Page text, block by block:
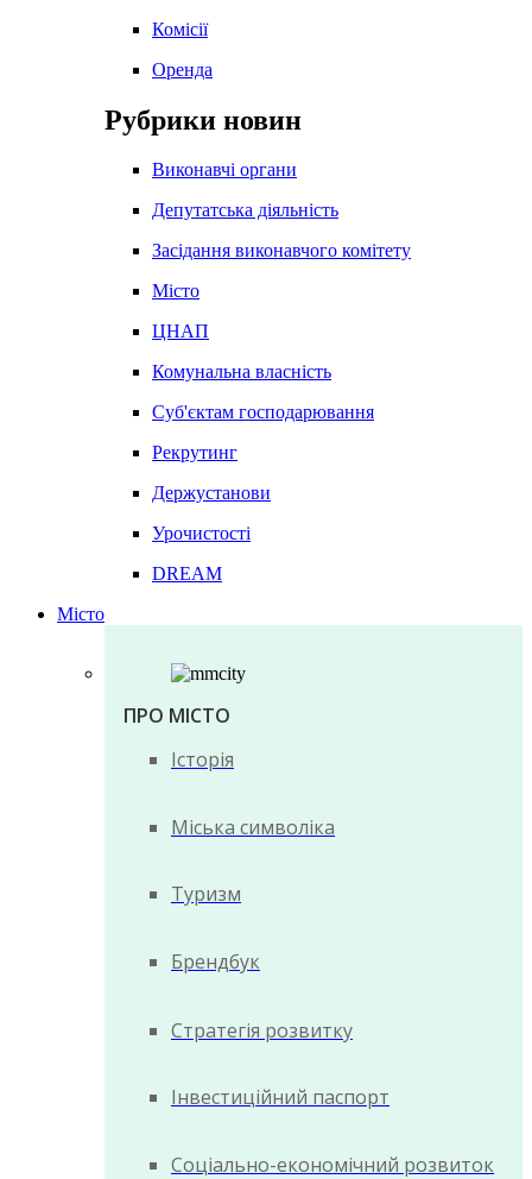
Комісії
Оренда
Рубрики новин
Виконавчі органи
Депутатська діяльність
Засідання виконавчого комітету
Місто
ЦНАП
Комунальна власність
Суб'єктам господарювання
Рекрутинг
Держустанови
Урочистості
DREAM
Місто
ПРО МІСТО
Історія
Міська символіка
Туризм
Брендбук
Стратегія розвитку
Інвестиційний паспорт
Соціально-економічний розвиток